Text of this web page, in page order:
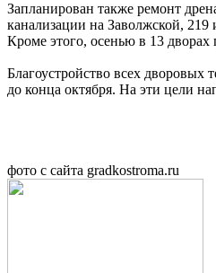
Запланирован также ремонт
канализации на Заволжской,
Кроме этого, осенью в 13 дворах
Благоустройство всех дворовых
до конца октября. На эти цели
фото с сайта gradkostroma.ru